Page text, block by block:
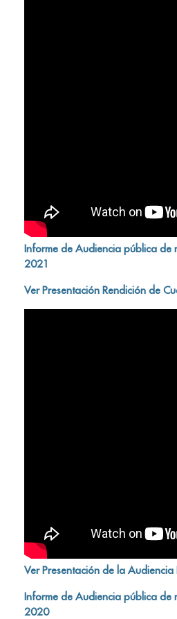
Informe de Audiencia pública de
2021
Ver Presentación Rendición de
Ver Presentación de la Audiencia
Informe de Audiencia pública de
2020